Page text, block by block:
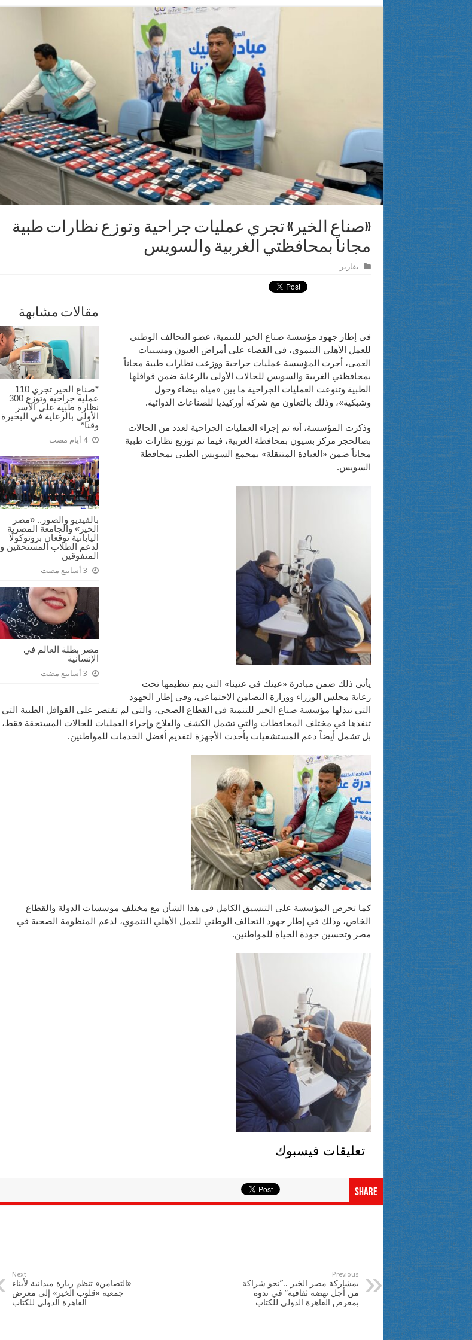
محافظ بني سويف يشهد الندوة التثقيفية للتوعية بحقوق ذوي الإعاقة وتسليم أجهزة تعويضية من” بوابتك للخير”
بالفيديو والصور.. «مصر الخير» والجامعة المصرية اليابانية توقعان بروتوكولًا لدعم الطلاب المستحقين و المتفوقين
مصر بطلة العالم في الإنسانية
احتفالا بذكرى 30 يونيو .. قافلة إنسانية جديدة لبوابتك للخير بمحافظة بني سويف
«صناع الخير» تجري عمليات جراحية وتوزع نظارات طبية
مجاناً بمحافظتي الغربية والسويس
تقارير
مقالات مشابهة
*صناع الخير تجري 110
عملية جراحية وتوزع 300
نظارة طبية على الأسر
الأولى بالرعاية في البحيرة
وقنا*
4 أيام مضت
بالفيديو والصور.. «مصر
الخير» والجامعة المصرية
اليابانية توقعان بروتوكولًا
لدعم الطلاب المستحقين و
المتفوقين
3 أسابيع مضت
مصر بطلة العالم في
الإنسانية
3 أسابيع مضت
في إطار جهود مؤسسة صناع الخير للتنمية، عضو التحالف الوطني
للعمل الأهلي التنموي، في القضاء على أمراض العيون ومسببات
العمى، أجرت المؤسسة عمليات جراحية ووزعت نظارات طبية مجاناً
بمحافظتي الغربية والسويس للحالات الأولى بالرعاية ضمن قوافلها
الطبية وتنوعت العمليات الجراحية ما بين «مياه بيضاء وحول
وشبكية»، وذلك بالتعاون مع شركة أوركيديا للصناعات الدوائية.
وذكرت المؤسسة، أنه تم إجراء العمليات الجراحية لعدد من الحالات
بصالحجر مركز بسيون بمحافظة الغربية، فيما تم توزيع نظارات طبية
مجاناً ضمن «العيادة المتنقلة» بمجمع السويس الطبى بمحافظة
السويس.
يأتي ذلك ضمن مبادرة «عينك في عنينا» التي يتم تنظيمها تحت
رعاية مجلس الوزراء ووزارة التضامن الاجتماعي، وفي إطار الجهود
التي تبذلها مؤسسة صناع الخير للتنمية في القطاع الصحي، والتي لم تقتصر على القوافل الطبية التي
تنفذها في مختلف المحافظات والتي تشمل الكشف والعلاج وإجراء العمليات للحالات المستحقة فقط،
بل تشمل أيضاً دعم المستشفيات بأحدث الأجهزة لتقديم أفضل الخدمات للمواطنين.
كما تحرص المؤسسة على التنسيق الكامل في هذا الشأن مع مختلف مؤسسات الدولة والقطاع
الخاص، وذلك في إطار جهود التحالف الوطني للعمل الأهلي التنموي، لدعم المنظومة الصحية في
مصر وتحسين جودة الحياة للمواطنين.
تعليقات فيسبوك
Share
Previous
بمشاركة مصر الخير ..”نحو شراكة
من أجل نهضة ثقافية” في ندوة
بمعرض القاهرة الدولي للكتاب
Next
«التضامن» تنظم زيارة ميدانية لأبناء
جمعية «قلوب الخير» إلى معرض
القاهرة الدولي للكتاب